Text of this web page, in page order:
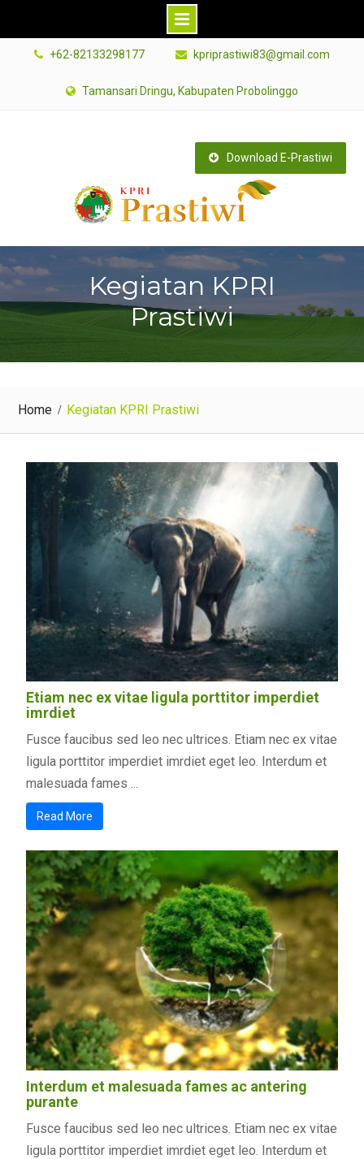
+62-82133298177 kpriprastiwi83@gmail.com
Tamansari Dringu, Kabupaten Probolinggo
Download E-Prastiwi
Kegiatan KPRI
Prastiwi
Home Kegiatan KPRI Prastiwi
Etiam nec ex vitae ligula porttitor imperdiet
imrdiet
Fusce faucibus sed leo nec ultrices. Etiam nec ex vitae
ligula porttitor imperdiet imrdiet eget leo. Interdum et
malesuada fames ...
Read More
Interdum et malesuada fames ac antering
purante
Fusce faucibus sed leo nec ultrices. Etiam nec ex vitae
ligula porttitor imperdiet imrdiet eget leo. Interdum et